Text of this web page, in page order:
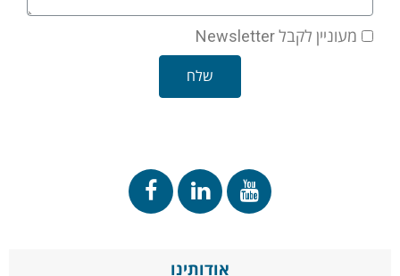
מעוניין לקבל Newsletter
שלח
אודותינו